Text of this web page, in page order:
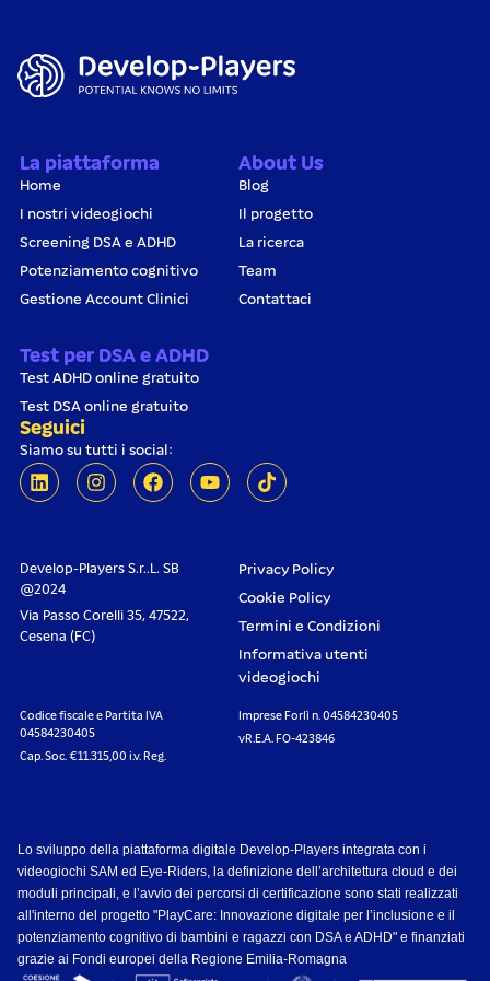
La piattaforma
Home
I nostri videogiochi
Screening DSA e ADHD
Potenziamento cognitivo
Gestione Account Clinici
About Us
Blog
Il progetto
La ricerca
Team
Contattaci
Test per DSA e ADHD
Test ADHD online gratuito
Test DSA online gratuito
Seguici
Siamo su tutti i social:
Develop-Players S.r..L. SB
@2024
Via Passo Corelli 35, 47522,
Cesena (FC)
Privacy Policy
Cookie Policy
Termini e Condizioni
Informativa utenti
videogiochi
Codice fiscale e Partita IVA
04584230405
Cap. Soc. €11.315,00 i.v. Reg.
Imprese Forlì n. 04584230405
vR.E.A. FO-423846
Lo sviluppo della piattaforma digitale Develop-Players integrata con i
videogiochi SAM ed Eye-Riders, la definizione dell’architettura cloud e dei
moduli principali, e l’avvio dei percorsi di certificazione sono stati realizzati
all'interno del progetto "PlayCare: Innovazione digitale per l’inclusione e il
potenziamento cognitivo di bambini e ragazzi con DSA e ADHD" e finanziati
grazie ai Fondi europei della Regione Emilia-Romagna